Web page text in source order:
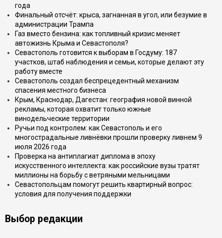
года
Финальный отсчёт: крыса, загнанная в угол, или безумие в
администрации Трампа
Газ вместо бензина: как топливный кризис меняет
автожизнь Крыма и Севастополя?
Севастополь готовится к выборам в Госдуму: 187
участков, штаб наблюдения и семьи, которые делают эту
работу вместе
Севастополь создал беспрецедентный механизм
спасения местного бизнеса
Крым, Краснодар, Дагестан: география новой винной
рекламы, которая охватит только южные
винодельческие территории
Ручьи под контролем: как Севастополь и его
многострадальные ливнёвки прошли проверку ливнем 9
июля 2026 года
Проверка на антиплагиат диплома в эпоху
искусственного интеллекта: как российские вузы тратят
миллионы на борьбу с ветряными мельницами
Севастопольцам помогут решить квартирный вопрос:
условия для получения поддержки
Выбор редакции